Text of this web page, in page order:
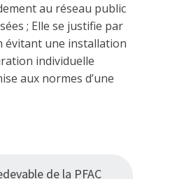
au réseau public
; Elle se justifie par
évitant une installation
individuelle
aux normes d’une
de la PFAC